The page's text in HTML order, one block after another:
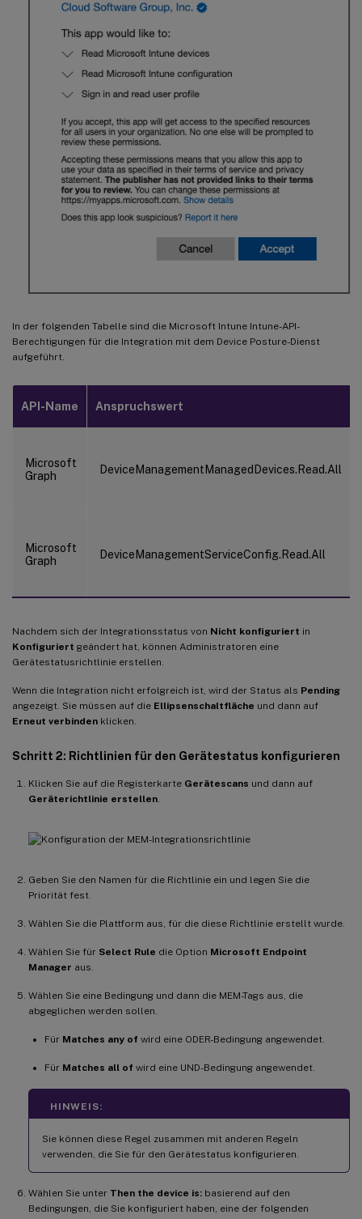
In der folgenden Tabelle sind die Microsoft Intune Intune-API-
Berechtigungen für die Integration mit dem Device Posture-Dienst
aufgeführt.
API-Name Anspruchswert
Microsoft
Graph
DeviceManagementManagedDevices.Read.All
Microsoft
Graph
DeviceManagementServiceConfig.Read.All
Nachdem sich der Integrationsstatus von Nicht konfiguriert in
Konfiguriert geändert hat, können Administratoren eine
Gerätestatusrichtlinie erstellen.
Wenn die Integration nicht erfolgreich ist, wird der Status als Pending
angezeigt. Sie müssen auf die Ellipsenschaltfläche und dann auf
Erneut verbinden klicken.
Schritt 2: Richtlinien für den Gerätestatus konfigurieren
Klicken Sie auf die Registerkarte Gerätescans und dann auf
Geräterichtlinie erstellen.
Geben Sie den Namen für die Richtlinie ein und legen Sie die
Priorität fest.
Wählen Sie die Plattform aus, für die diese Richtlinie erstellt wurde.
Wählen Sie für Select Rule die Option Microsoft Endpoint
Manager aus.
Wählen Sie eine Bedingung und dann die MEM-Tags aus, die
abgeglichen werden sollen.
Für Matches any of wird eine ODER-Bedingung angewendet.
Für Matches all of wird eine UND-Bedingung angewendet.
HINWEIS:
Sie können diese Regel zusammen mit anderen Regeln
verwenden, die Sie für den Gerätestatus konfigurieren.
Wählen Sie unter Then the device is: basierend auf den
Bedingungen, die Sie konfiguriert haben, eine der folgenden